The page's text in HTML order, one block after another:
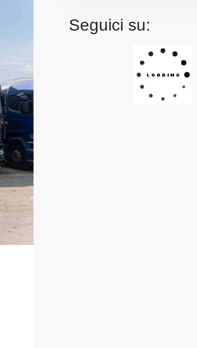
Seguici su: